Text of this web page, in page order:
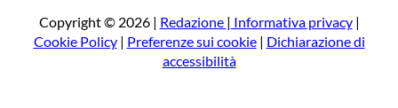
a
Copyright © 2026 | Redazione | Informativa privacy|
Cookie Policy| Preferenze sui cookie| Dichiarazione di
accessibilità